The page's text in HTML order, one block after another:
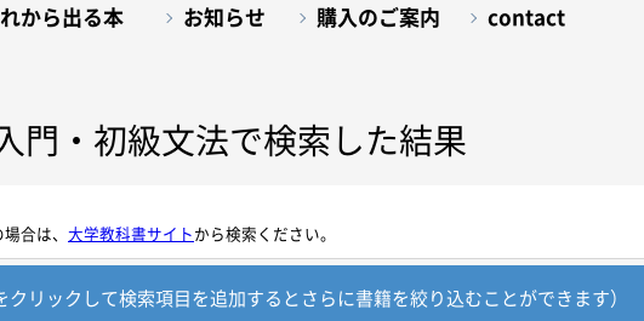
から出る本 お知らせ 購入のご案内 contact
門・初級文法で検索した結果
合は、 大学教科書サイトから検索ください。
クリックして検索項目を追加するとさらに書籍を絞り込むことができます）